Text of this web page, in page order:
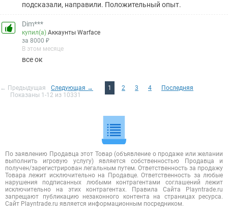
подсказали, направили. Положительный опыт.
Dim***
купил(а)Аккаунты Warface
за 8000 ₽
В этом месяце
все ок
← Предыдущая Следующая → 1 2 3 4
Последняя
Показаны 1-12 из 10331
По заявлению Продавца этот Товар (объявление о продаже или желании
выполнить игровую услугу) является собственностью Продавца и
получен/зарегистрирован легальным путем. Ответственность за продажу
Товара лежит исключительно на Продавце. Ответственность за любые
нарушения подписанных любыми контрагентами соглашений лежит
исключительно на этих контрагентах. Правила Сайта Playntrade.ru
запрещают публикацию незаконного контента на страницах ресурса.
Сайт Playntrade.ru является информационным посредником.